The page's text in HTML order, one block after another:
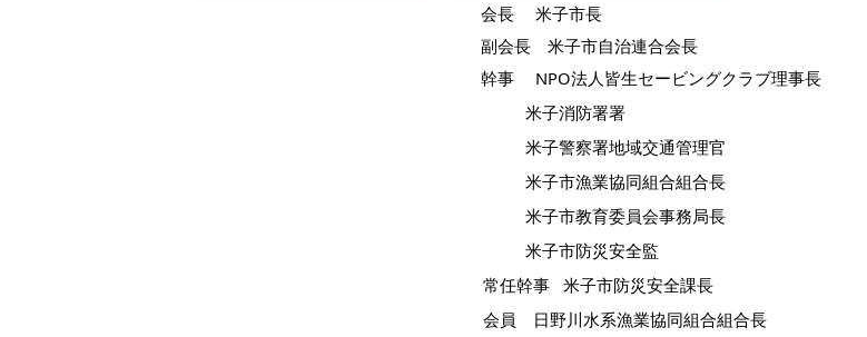
会長 米子市長
副会長 米子市自治連合会長
幹事 NPO法人皆生セービングクラブ理事長
米子消防署署
米子警察署地域交通管理官
米子市漁業協同組合組合長
米子市教育委員会事務局長
米子市防災安全監
常任幹事 米子市防災安全課長
会員 日野川水系漁業協同組合組合長